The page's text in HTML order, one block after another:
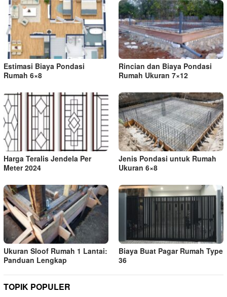
Estimasi Biaya Pondasi
Rumah 6×8
Rincian dan Biaya Pondasi
Rumah Ukuran 7×12
Harga Teralis Jendela Per
Meter 2024
Jenis Pondasi untuk Rumah
Ukuran 6×8
Ukuran Sloof Rumah 1 Lantai:
Panduan Lengkap
Biaya Buat Pagar Rumah Type
36
TOPIK POPULER